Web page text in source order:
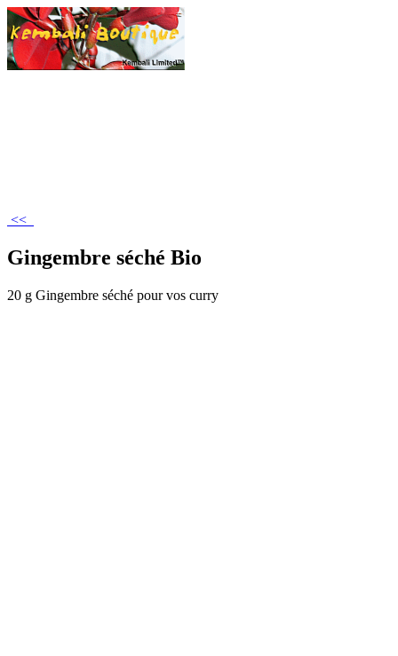
<<
Gingembre séché Bio
20 g Gingembre séché pour vos curry